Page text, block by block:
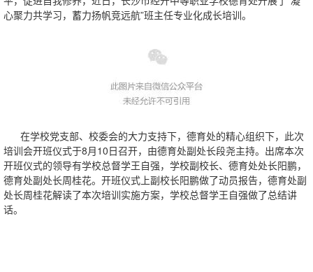
心聚力共学习，蓄力扬帆竞远航”班主任专业化成长培训。
在学校党支部、校委会的大力支持下，德育处的精心组织下，此次
培训会开班仪式于8月10日召开，由德育处副处长段尧主持。出席本次
开班仪式的领导有学校总督学王自强，学校副校长、德育处处长阳鹏，
德育处副处长周桂花。开班仪式上副校长阳鹏做了动员报告，德育处副
处长周桂花解读了本次培训实施方案，学校总督学王自强做了总结讲
话。